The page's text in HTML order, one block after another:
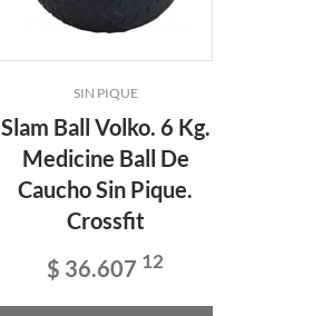
SIN PIQUE
Slam Ball Volko. 6 Kg.
Medicine Ball De
Caucho Sin Pique.
Crossfit
$ 36.607 12